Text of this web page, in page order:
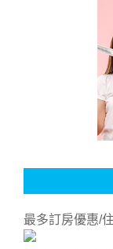
最多訂房優惠/